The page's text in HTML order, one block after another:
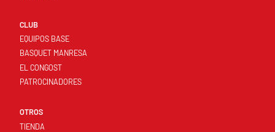
CLUB
EQUIPOS BASE
BASQUET MANRESA
EL CONGOST
PATROCINADORES
OTROS
TIENDA